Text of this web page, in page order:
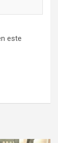
este